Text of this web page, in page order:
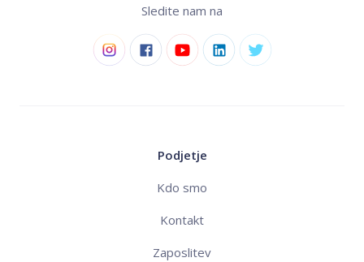
Sledite nam na
Podjetje
Kdo smo
Kontakt
Zaposlitev